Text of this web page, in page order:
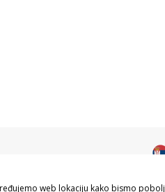
web lokaciju kako bismo